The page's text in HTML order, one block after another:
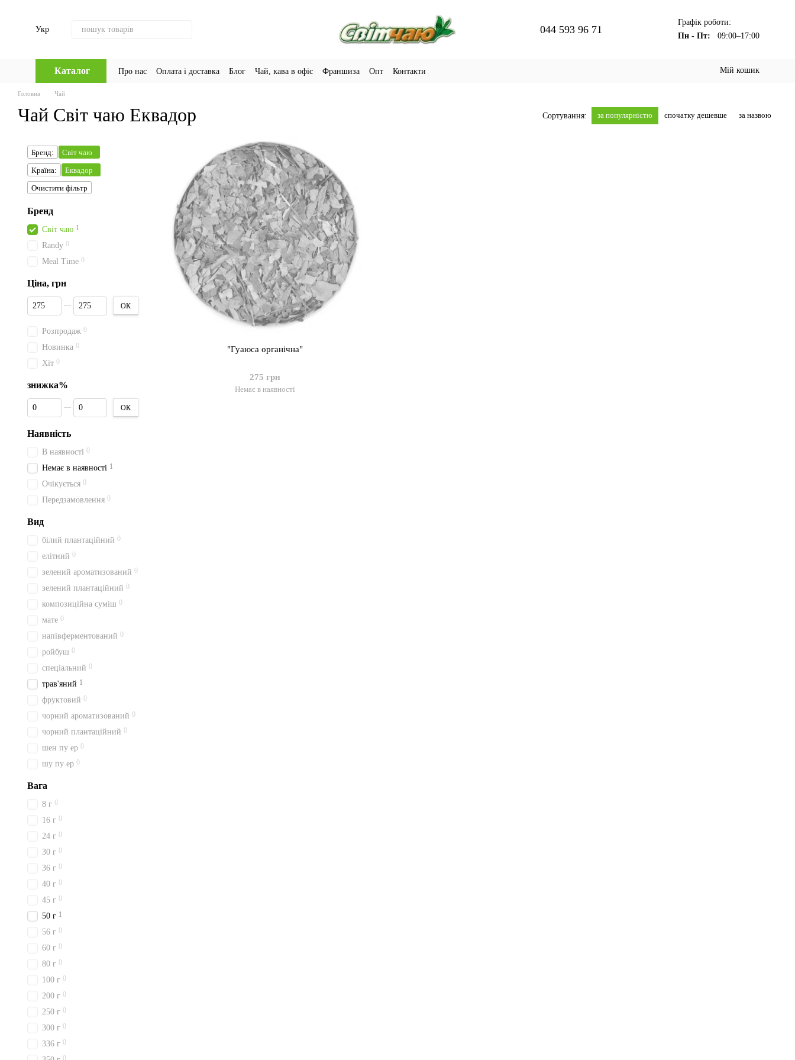
Укр 044 593 96 71
Графік роботи:
Пн - Пт:
09:00–17:00
Каталог Про нас Оплата і доставка Блог Чай, кава в офіс Франшиза Опт Контакти Мій кошик
Головна Чай
Чай Світ чаю Еквадор Сортування: за популярністю спочатку дешевше за назвою
"Гуаюса органічна"
275 грн
Немає в наявності
Бренд:
Світ чаю
Країна:
Еквадор
Очистити фільтр
Бренд
Світ чаю 1
Randy 0
Meal Time 0
Ціна, грн
Від Ціна, грн
До Ціна, грн
ОК
Розпродаж 0
Новинка 0
Хіт 0
знижка%
Від знижка%
До знижка%
ОК
Наявність
В наявності 0
Немає в наявності 1
Очікується 0
Передзамовлення 0
Вид
білий плантаційний 0
елітний 0
зелений ароматизований 0
зелений плантаційний 0
композиційна суміш 0
мате 0
напівферментований 0
ройбуш 0
спеціальний 0
трав'яний 1
фруктовий 0
чорний ароматизований 0
чорний плантаційний 0
шен пу ер 0
шу пу ер 0
Вага
8 г 0
16 г 0
24 г 0
30 г 0
36 г 0
40 г 0
45 г 0
50 г 1
56 г 0
60 г 0
80 г 0
100 г 0
200 г 0
250 г 0
300 г 0
336 г 0
0